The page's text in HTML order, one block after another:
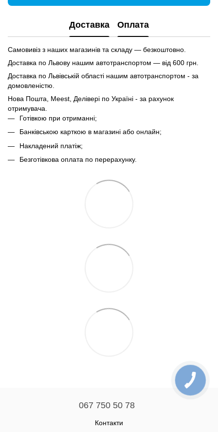
Доставка Оплата
Самовивіз з наших магазинів та складу — безкоштовно.
Доставка по Львову нашим автотранспортом — від 600 грн.
Доставка по Львівській області нашим автотранспортом - за
домовленістю.
Нова Пошта, Meest, Делівері по Україні - за рахунок
отримувача.
Готівкою при отриманні;
Банківською карткою в магазині або онлайн;
Накладений платіж;
Безготівкова оплата по перерахунку.
067 750 50 78
Контакти